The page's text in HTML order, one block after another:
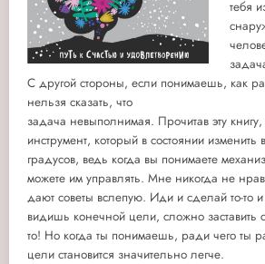
тебя
С другой стороны, если понимаешь, как
нельзя сказать, что
задача невыполнимая. Прочитав эту
инструмент, который в состоянии
градусов, ведь когда вы понимаете
можете им управлять. Мне никогда не
дают советы вслепую. Иди и сделай то-то и
видишь конечной цели, сложно заставить
то! Но когда ты понимаешь, ради чего ты
цели становится значительно легче.